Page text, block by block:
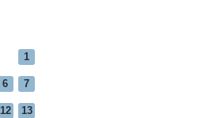
1
6 7
12 13